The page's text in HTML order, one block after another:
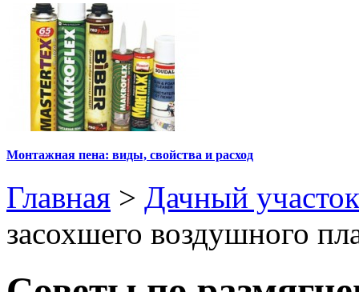
Монтажная пена: виды, свойства и расход
Главная > Дачный участок
засохшего воздушного